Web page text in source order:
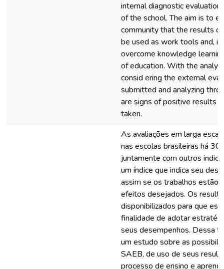
internal diagnostic
of the school. The aim is to
community that the results
be used as work tools and,
overcome knowledge
of education. With the
consid ering the external
submitted and analyzing
are signs of positive results
taken.
As avaliações em larga
nas escolas brasileiras há
juntamente com outros
um índice que indica seu
assim se os trabalhos estão
efeitos desejados. Os
disponibilizados para que
finalidade de adotar
seus desempenhos. Dessa
um estudo sobre as
SAEB, de uso de seus
processo de ensino e